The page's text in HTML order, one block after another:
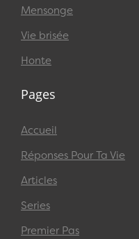
Mensonge
Vie brisée
Honte
Pages
Accueil
Réponses Pour Ta Vie
Articles
Series
Premier Pas